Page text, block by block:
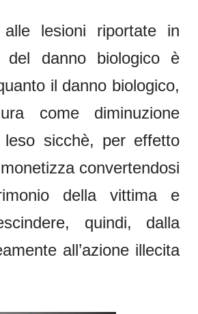
lesioni riportate in
danno biologico è
il danno biologico,
come diminuzione
leso sicchè, per effetto
convertendosi
della vittima e
quindi, dalla
all’azione illecita